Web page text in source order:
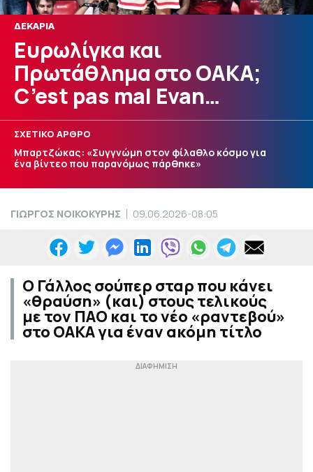
ΔΕΚΑΡΙΑ
Ευρωλίγκα και
Πρωτάθλημα στο ΟΑΚΑ;
C’est pas mal Evan…
ΣΧΕΤΙΚΟ ΑΡΘΡΟ
Μπαρτζώκας: «Συγγνώμη στον φίλαθλο κόσμο για
ένα βίντεο που παρανόμως πάρθηκε»
ΓΙΩΡΓΟΣ ΝΟΙΚΟΚΥΡΗΣ 09.06.2026-08:05
Ο Γάλλος σούπερ σταρ που κάνει
«θραύση» (και) στους τελικούς
με τον ΠΑΟ και το νέο «ραντεβού»
στο ΟΑΚΑ για έναν ακόμη τίτλο